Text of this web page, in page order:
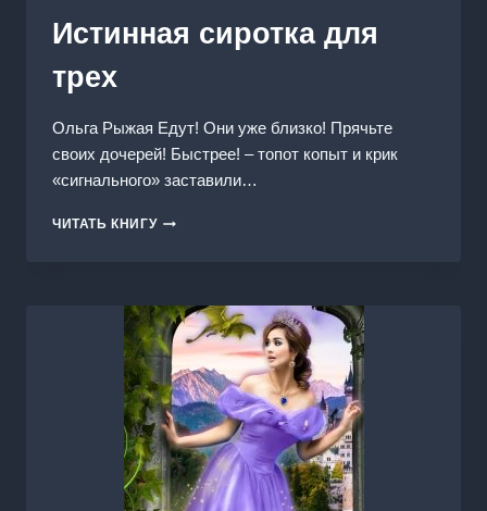
Истинная сиротка для
трех
Ольга Рыжая Едут! Они уже близко! Прячьте
своих дочерей! Быстрее! – топот копыт и крик
«сигнального» заставили…
ЧИТАТЬ КНИГУИСТИННАЯ